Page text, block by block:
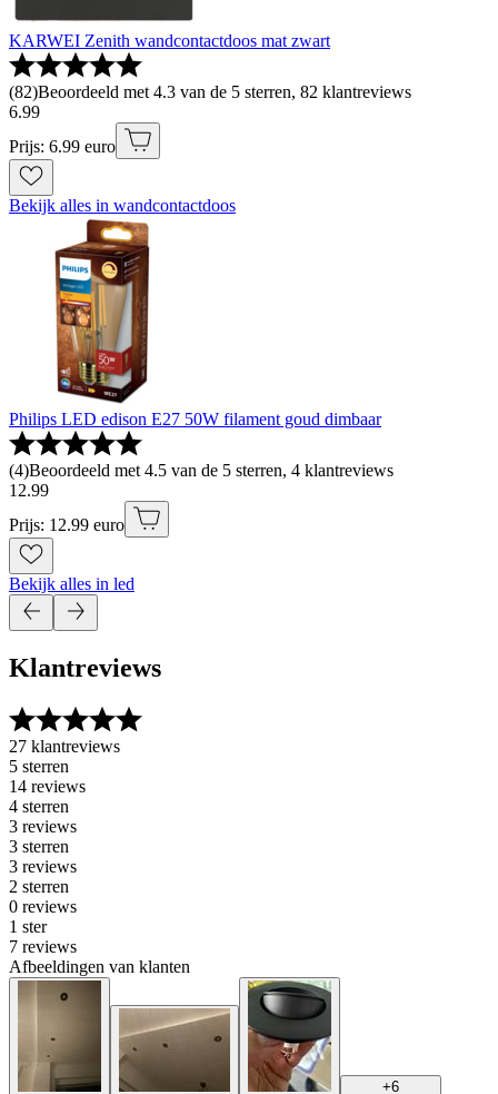
KARWEI Zenith wandcontactdoos mat zwart
(82)Beoordeeld met 4.3 van de 5 sterren, 82 klantreviews
6.99
Prijs: 6.99 euro
Bekijk alles in wandcontactdoos
Philips LED edison E27 50W filament goud dimbaar
(4)Beoordeeld met 4.5 van de 5 sterren, 4 klantreviews
12.99
Prijs: 12.99 euro
Bekijk alles in led
Klantreviews
27 klantreviews
5 sterren
14 reviews
4 sterren
3 reviews
3 sterren
3 reviews
2 sterren
0 reviews
1 ster
7 reviews
Afbeeldingen van klanten
+6